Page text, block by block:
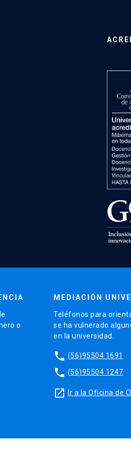
o
MEDIACIÓN
Teléfonos para
se ha vulnerado
en la universidad.
phone (56)95504 1691
phone (56)95504 1247
launch Ir a la Oficina de